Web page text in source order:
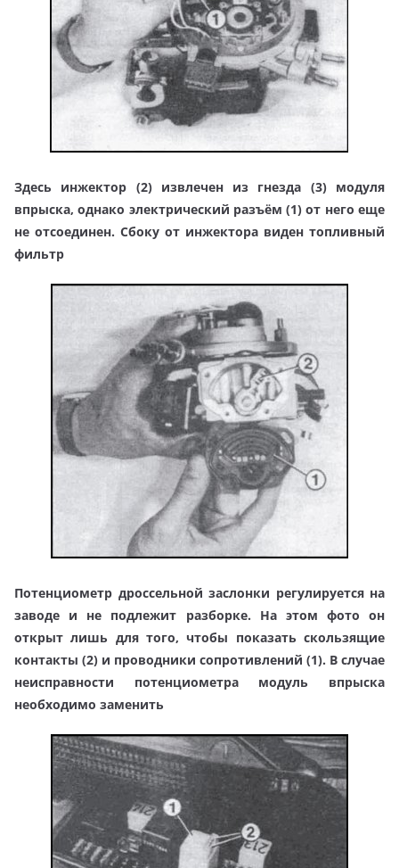
Здесь инжектор (2) извлечен из гнезда (3) модуля
впрыска, однако электрический разъём (1) от него еще
не отсоединен. Сбоку от инжектора виден топливный
фильтр
Потенциометр дроссельной заслонки регулируется на
заводе и не подлежит разборке. На этом фото он
открыт лишь для того, чтобы показать скользящие
контакты (2) и проводники сопротивлений (1). В случае
неисправности потенциометра модуль впрыска
необходимо заменить